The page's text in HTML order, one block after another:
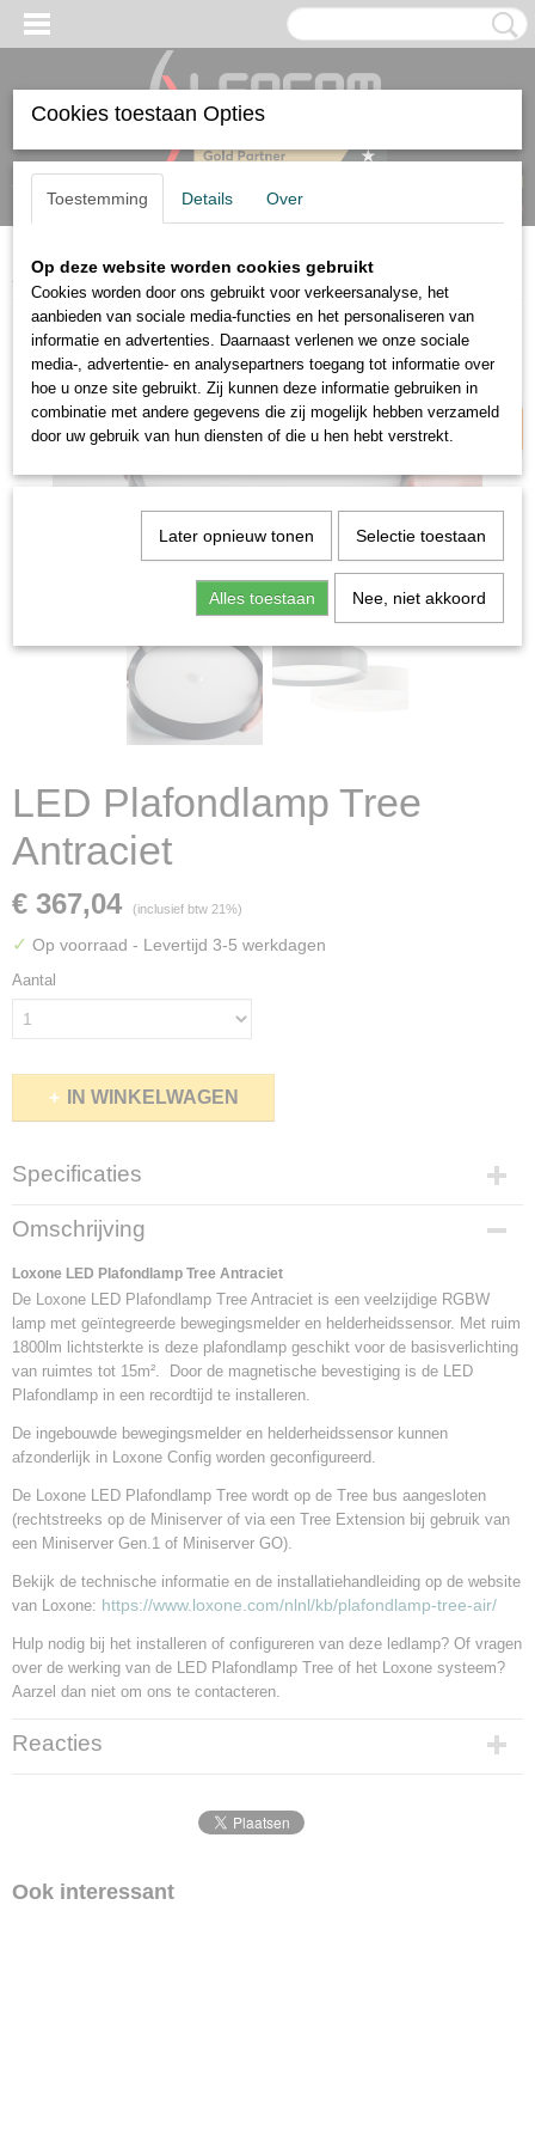
Inloggen Registreren
(0)
Home>Verlichting> Opbouw 24V>LED Plafondlamp Tree Antraciet
TREE
LED Plafondlamp Tree
Antraciet
€ 367,04 (inclusief btw 21%)
✓ Op voorraad - Levertijd 3-5 werkdagen
Aantal
IN WINKELWAGEN
Specificaties
Productcode leverancier
100289
Aansluitspanning
24VDC
Loxone Tree aansluiting
1
Vermogen
38.1W
Lichtopbrengst
1800lm
RGBW (wit 3000k)
Omschrijving
Loxone LED Plafondlamp Tree Antraciet
De Loxone LED Plafondlamp Tree Antraciet is een veelzijdige RGBW
lamp met geïntegreerde bewegingsmelder en helderheidssensor. Met ruim
1800lm lichtsterkte is deze plafondlamp geschikt voor de basisverlichting
van ruimtes tot 15m². Door de magnetische bevestiging is de LED
Plafondlamp in een recordtijd te installeren.
De ingebouwde bewegingsmelder en helderheidssensor kunnen
afzonderlijk in Loxone Config worden geconfigureerd.
De Loxone LED Plafondlamp Tree wordt op de Tree bus aangesloten
(rechtstreeks op de Miniserver of via een Tree Extension bij gebruik van
een Miniserver Gen.1 of Miniserver GO).
Bekijk de technische informatie en de installatiehandleiding op de website
van Loxone: https://www.loxone.com/nlnl/kb/plafondlamp-tree-air/
Hulp nodig bij het installeren of configureren van deze ledlamp? Of vragen
over de werking van de LED Plafondlamp Tree of het Loxone systeem?
Aarzel dan niet om ons te contacteren.
Reacties
Ook interessant
Cookies toestaan Opties
Toestemming Details Over
Op deze website worden cookies gebruikt
Cookies worden door ons gebruikt voor verkeersanalyse, het
aanbieden van sociale media-functies en het personaliseren van
informatie en advertenties. Daarnaast verlenen we onze sociale
media-, advertentie- en analysepartners toegang tot informatie over
hoe u onze site gebruikt. Zij kunnen deze informatie gebruiken in
combinatie met andere gegevens die zij mogelijk hebben verzameld
door uw gebruik van hun diensten of die u hen hebt verstrekt.
Later opnieuw tonen Selectie toestaan
Alles toestaan Nee, niet akkoord